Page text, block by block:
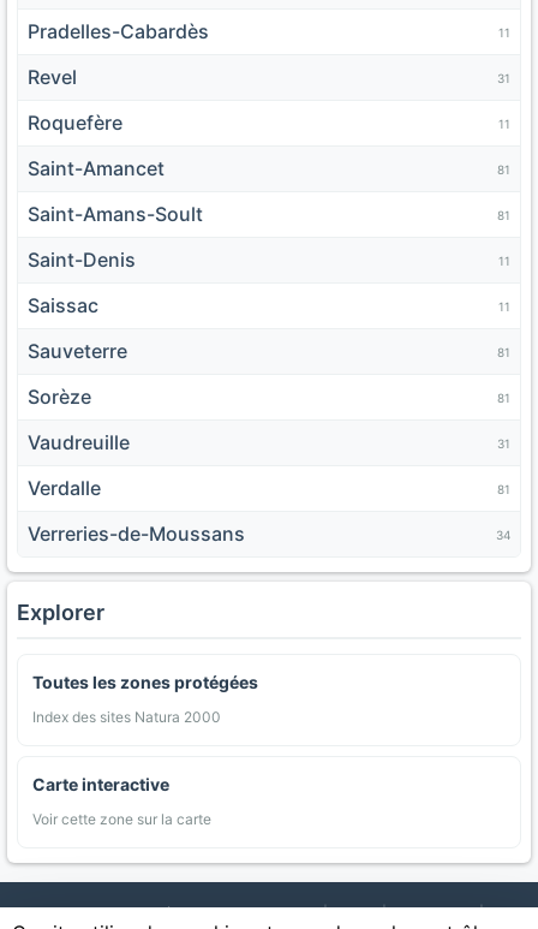
Pradelles-Cabardès 11
Revel 31
Roquefère 11
Saint-Amancet 81
Saint-Amans-Soult 81
Saint-Denis 11
Saissac 11
Sauveterre 81
Sorèze 81
Vaudreuille 31
Verdalle 81
Verreries-de-Moussans 34
Explorer
Toutes les zones protégées
Index des sites Natura 2000
Carte interactive
Voir cette zone sur la carte
AgriMap — Données agricoles ouvertes | Carte | Communes |